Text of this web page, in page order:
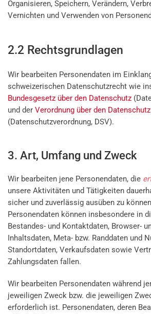
Organisieren, Speichern, Verändern,
Vernichten und Verwenden von
2.2 Rechtsgrundlagen
Wir bearbeiten Personendaten im
schweizerischen Datenschutzrecht wie
Bundesgesetz über den Datenschutz
und der Verordnung über den Datenschutz
(Datenschutzverordnung, DSV).
3. Art, Umfang und Zweck
Wir bearbeiten jene Personendaten, die
unsere Aktivitäten und Tätigkeiten
sicher und zuverlässig ausüben zu
Personendaten können insbesondere in
Bestandes- und Kontaktdaten, Browser-
Inhaltsdaten, Meta- bzw. Randdaten und
Standortdaten, Verkaufsdaten sowie
Zahlungsdaten fallen.
Wir bearbeiten Personendaten während
jeweiligen Zweck bzw. die jeweiligen
erforderlich ist. Personendaten, deren